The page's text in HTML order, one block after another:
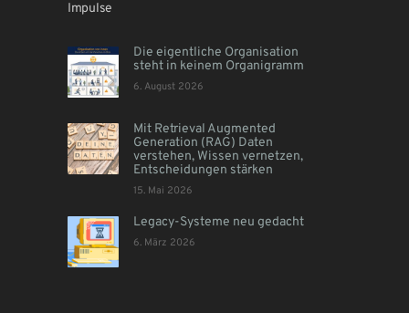
Impulse
Die eigentliche Organisation
steht in keinem Organigramm
6. August 2026
Mit Retrieval Augmented
Generation (RAG) Daten
verstehen, Wissen vernetzen,
Entscheidungen stärken
15. Mai 2026
Legacy-Systeme neu gedacht
6. März 2026